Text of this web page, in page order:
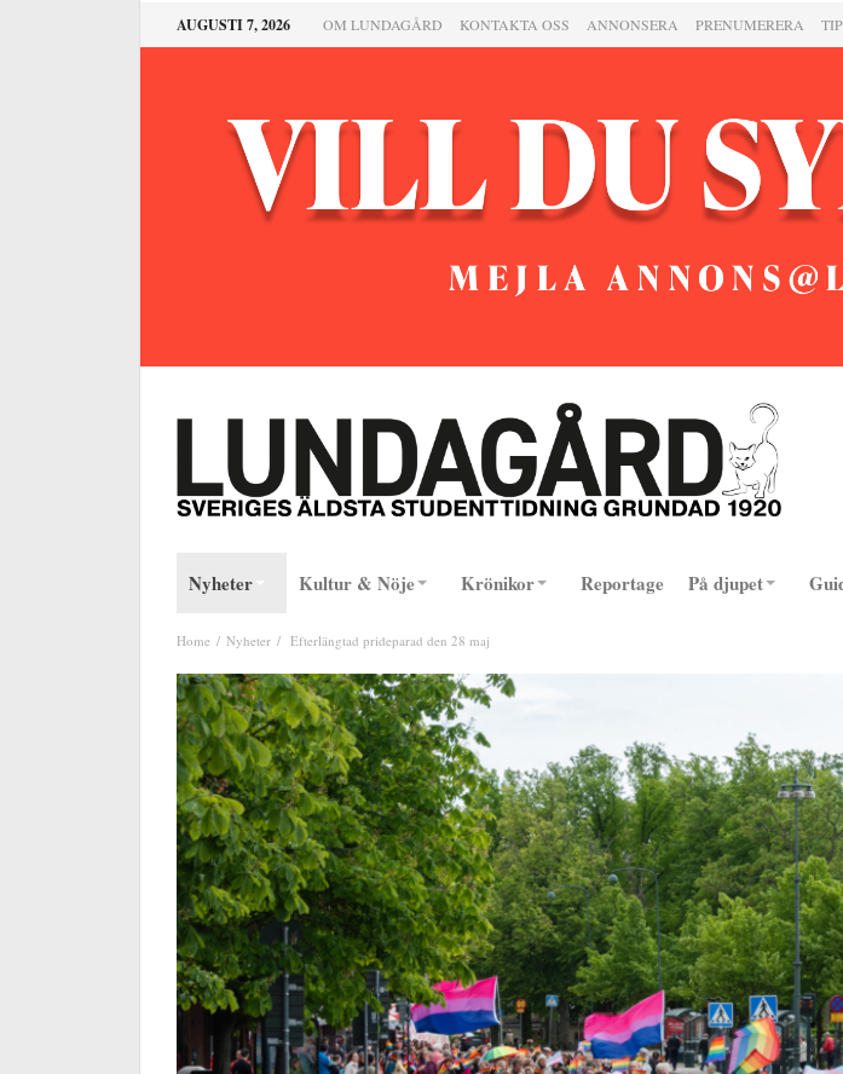
AUGUSTI 7, 2026 OM LUNDAGÅRD KONTAKTA OSS ANNONSERA PRENUMERERA
Nyheter Kultur & Nöje Krönikor Reportage På djupet
Home Nyheter Efterlängtad prideparad den 28 maj